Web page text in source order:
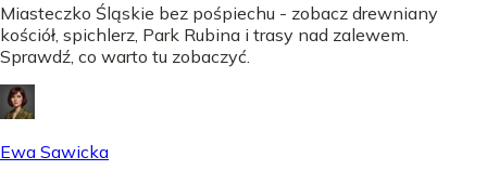
Miasteczko Śląskie bez pośpiechu - zobacz drewniany
kościół, spichlerz, Park Rubina i trasy nad zalewem.
Sprawdź, co warto tu zobaczyć.
Ewa Sawicka